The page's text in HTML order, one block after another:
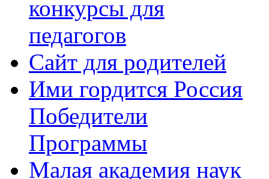
конкурсы для
педагогов
Сайт для родителей
Ими гордится Россия
Победители
Программы
Малая академия наук